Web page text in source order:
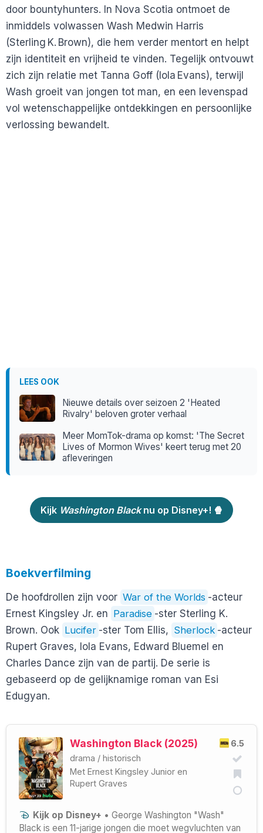
door bountyhunters. In Nova Scotia ontmoet de
inmiddels volwassen Wash Medwin Harris
(Sterling K. Brown), die hem verder mentort en helpt
zijn identiteit en vrijheid te vinden. Tegelijk ontvouwt
zich zijn relatie met Tanna Goff (Iola Evans), terwijl
Wash groeit van jongen tot man, en een levenspad
vol wetenschappelijke ontdekkingen en persoonlijke
verlossing bewandelt.
LEES OOK
Nieuwe details over seizoen 2 'Heated
Rivalry' beloven groter verhaal
Meer MomTok-drama op komst: 'The Secret
Lives of Mormon Wives' keert terug met 20
afleveringen
Kijk Washington Blacknu op Disney+! 🍿
Boekverfilming
De hoofdrollen zijn voor War of the Worlds -acteur
Ernest Kingsley Jr. en Paradise -ster Sterling K.
Brown. Ook Lucifer -ster Tom Ellis, Sherlock -acteur
Rupert Graves, Iola Evans, Edward Bluemel en
Charles Dance zijn van de partij. De serie is
gebaseerd op de gelijknamige roman van Esi
Edugyan.
6.5
Washington Black (2025)
drama / historisch
Met Ernest Kingsley Junior en
Rupert Graves
Kijk op Disney+ • George Washington "Wash"
Black is een 11-jarige jongen die moet wegvluchten van